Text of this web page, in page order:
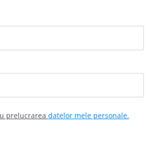
prelucrarea datelor mele personale.